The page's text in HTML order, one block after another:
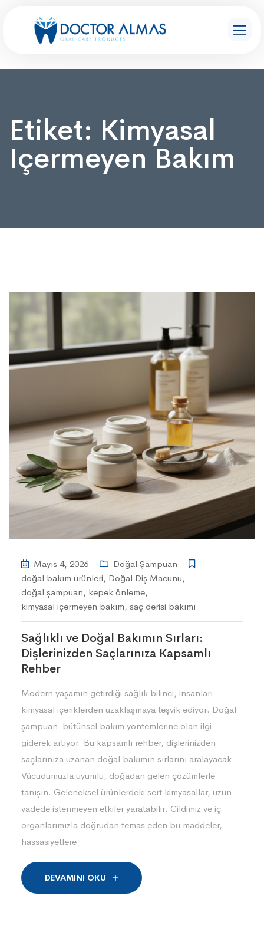
Etiket: Kimyasal
Içermeyen Bakım
Mayıs 4, 2026
Doğal Şampuan
doğal bakım ürünleri, Doğal Diş Macunu,
doğal şampuan, kepek önleme,
kimyasal içermeyen bakım, saç derisi bakımı
Sağlıklı ve Doğal Bakımın Sırları:
Dişlerinizden Saçlarınıza Kapsamlı
Rehber
Modern yaşamın getirdiği sağlık bilinci, insanları
kimyasal içeriklerden uzaklaşmaya teşvik ediyor. Doğal
şampuan bütünsel bakım yöntemlerine olan ilgi
giderek artıyor. Bu kapsamlı rehber, dişlerinizden
saçlarınıza uzanan doğal bakımın sırlarını aralayacak.
Vücudumuzla uyumlu, doğadan gelen çözümlerle
tanışın. Geleneksel ürünlerdeki sert kimyasallar, uzun
vadede istenmeyen etkiler yaratabilir. Cildimiz ve iç
organlarımızla doğrudan temas eden bu maddeler,
hassasiyetlere
DEVAMINI OKU